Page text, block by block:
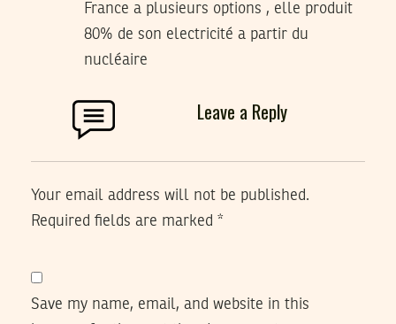
France a plusieurs options , elle produit
80% de son electricité a partir du
nucléaire
Leave a Reply
Your email address will not be published.
Required fields are marked *
Save my name, email, and website in this